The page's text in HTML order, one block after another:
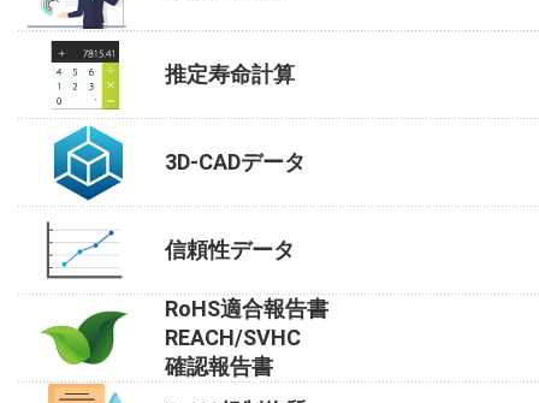
推定寿命計算
3D-CADデータ
信頼性データ
RoHS適合報告書
REACH/SVHC
確認報告書